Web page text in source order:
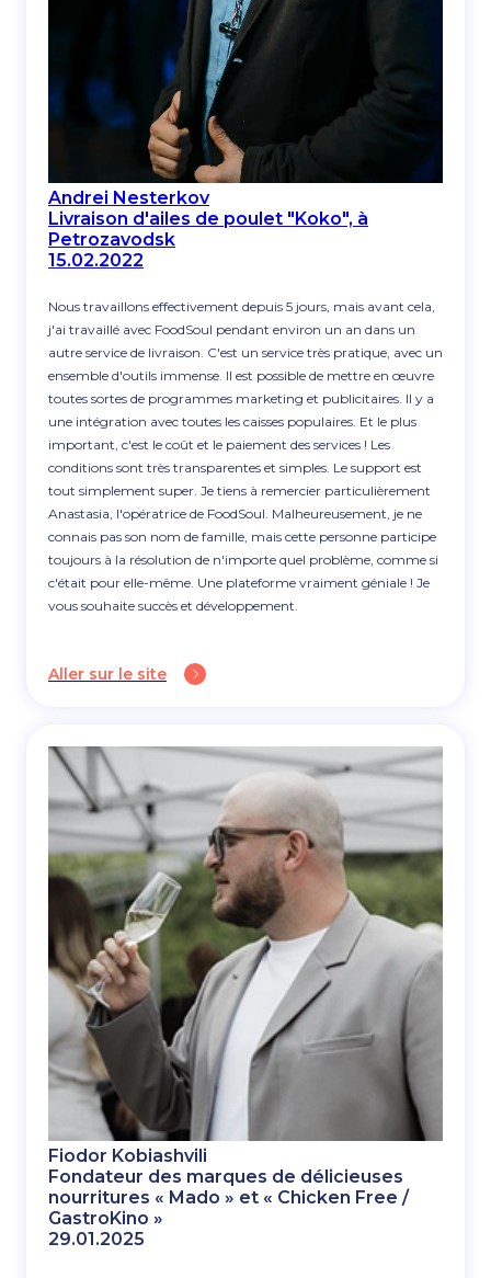
Andrei Nesterkov
Livraison d'ailes de poulet "Koko", à
Petrozavodsk
15.02.2022
Nous travaillons effectivement depuis 5 jours, mais avant cela,
j'ai travaillé avec FoodSoul pendant environ un an dans un
autre service de livraison. C'est un service très pratique, avec un
ensemble d'outils immense. Il est possible de mettre en œuvre
toutes sortes de programmes marketing et publicitaires. Il y a
une intégration avec toutes les caisses populaires. Et le plus
important, c'est le coût et le paiement des services ! Les
conditions sont très transparentes et simples. Le support est
tout simplement super. Je tiens à remercier particulièrement
Anastasia, l'opératrice de FoodSoul. Malheureusement, je ne
connais pas son nom de famille, mais cette personne participe
toujours à la résolution de n'importe quel problème, comme si
c'était pour elle-même. Une plateforme vraiment géniale ! Je
vous souhaite succès et développement.
Aller sur le site
Fiodor Kobiashvili
Fondateur des marques de délicieuses
nourritures « Mado » et « Chicken Free /
GastroKino »
29.01.2025